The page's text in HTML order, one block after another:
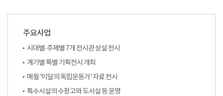
주요사업
시대별·주제별 7개 전시관 상설 전시
계기별 특별 기획전시 개최
매월 '이달의 독립운동가' 자료 전시
특수시설의 수장고와 도서실 등 운영